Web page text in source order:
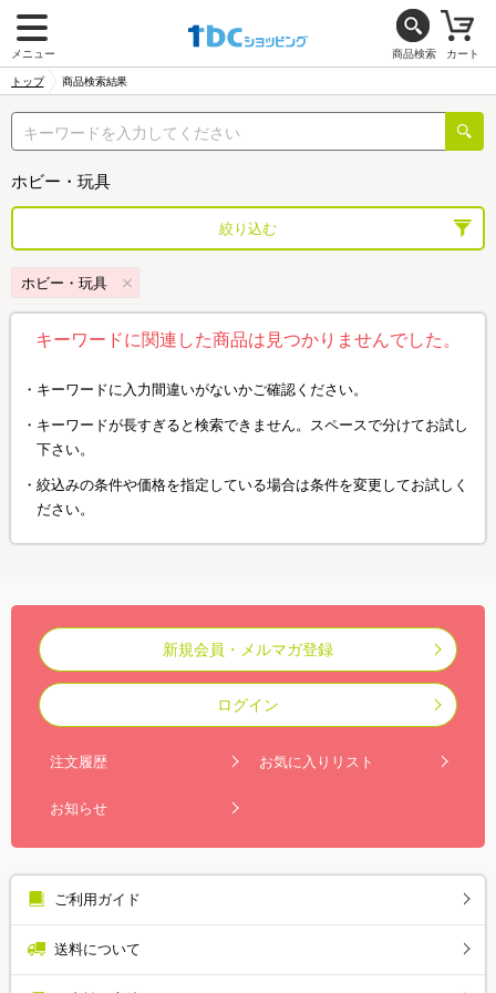
メニュー 商品検索 カート
トップ 商品検索結果
ホビー・玩具
絞り込む
ホビー・玩具
キーワードに関連した商品は見つかりませんでした。
キーワードに入力間違いがないかご確認ください。
キーワードが長すぎると検索できません。スペースで分けてお試し
下さい。
絞込みの条件や価格を指定している場合は条件を変更してお試しく
ださい。
新規会員・メルマガ登録
ログイン
注文履歴 お気に入りリスト
お知らせ
ご利用ガイド
送料について